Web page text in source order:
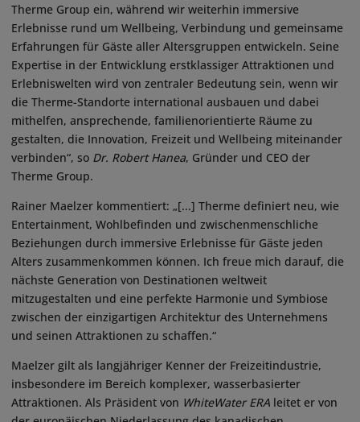
Therme Group ein, während wir weiterhin immersive
Erlebnisse rund um Wellbeing, Verbindung und gemeinsame
Erfahrungen für Gäste aller Altersgruppen entwickeln. Seine
Expertise in der Entwicklung erstklassiger Attraktionen und
Erlebniswelten wird von zentraler Bedeutung sein, wenn wir
die Therme-Standorte international ausbauen und dabei
mithelfen, ansprechende, familienorientierte Räume zu
gestalten, die Innovation, Freizeit und Wellbeing miteinander
verbinden“, so Dr. Robert Hanea, Gründer und CEO der
Therme Group.
Rainer Maelzer kommentiert: „[...] Therme definiert neu, wie
Entertainment, Wohlbefinden und zwischenmenschliche
Beziehungen durch immersive Erlebnisse für Gäste jeden
Alters zusammenkommen können. Ich freue mich darauf, die
nächste Generation von Destinationen weltweit
mitzugestalten und eine perfekte Harmonie und Symbiose
zwischen der einzigartigen Architektur des Unternehmens
und seinen Attraktionen zu schaffen.“
Maelzer gilt als langjähriger Kenner der Freizeitindustrie,
insbesondere im Bereich komplexer, wasserbasierter
Attraktionen. Als Präsident von WhiteWater ERA leitet er von